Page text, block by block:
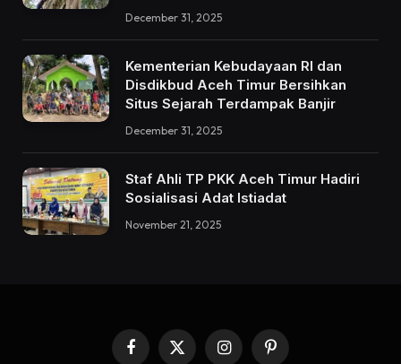
December 31, 2025
Kementerian Kebudayaan RI dan
Disdikbud Aceh Timur Bersihkan
Situs Sejarah Terdampak Banjir
December 31, 2025
Staf Ahli TP PKK Aceh Timur Hadiri
Sosialisasi Adat Istiadat
November 21, 2025
Facebook
X InstagramPinterest